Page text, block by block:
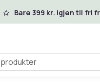
hovedinnhold
Bare 399 kr. igjen til fri